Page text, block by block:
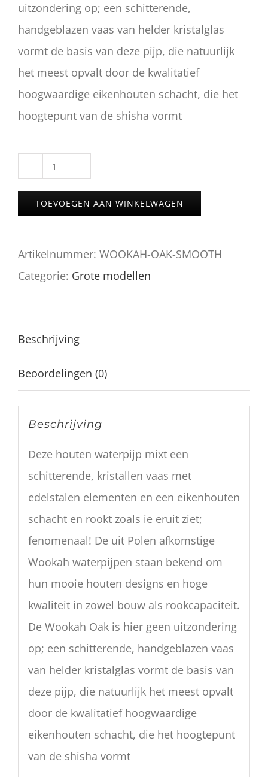
uitzondering op; een schitterende,
handgeblazen vaas van helder kristalglas
vormt de basis van deze pijp, die natuurlijk
het meest opvalt door de kwalitatief
hoogwaardige eikenhouten schacht, die het
hoogtepunt van de shisha vormt
Wookah
Oak
Smooth
TOEVOEGEN AAN WINKELWAGEN
Artikelnummer: WOOKAH-OAK-SMOOTH
Categorie: Grote modellen
Beschrijving
Beoordelingen (0)
Beschrijving
Deze houten waterpijp mixt een
schitterende, kristallen vaas met
edelstalen elementen en een eikenhouten
schacht en rookt zoals ie eruit ziet;
fenomenaal! De uit Polen afkomstige
Wookah waterpijpen staan bekend om
hun mooie houten designs en hoge
kwaliteit in zowel bouw als rookcapaciteit.
De Wookah Oak is hier geen uitzondering
op; een schitterende, handgeblazen vaas
van helder kristalglas vormt de basis van
deze pijp, die natuurlijk het meest opvalt
door de kwalitatief hoogwaardige
eikenhouten schacht, die het hoogtepunt
van de shisha vormt